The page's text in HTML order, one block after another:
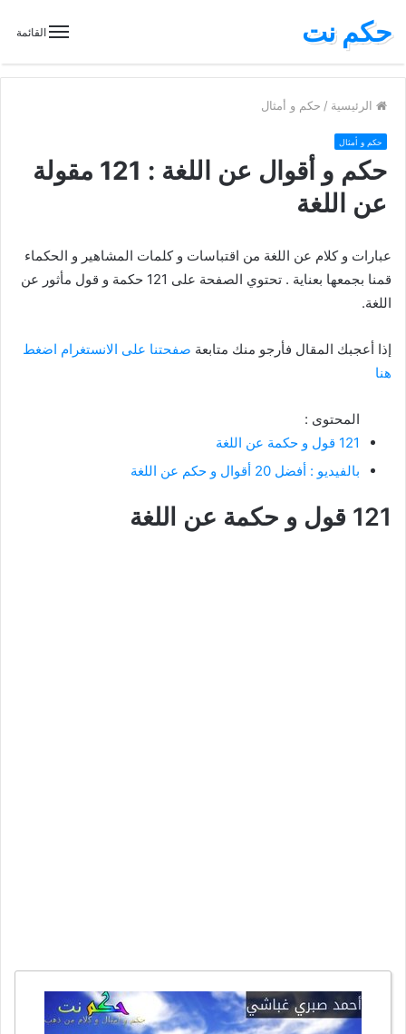
القائمة حكم نت
الرئيسية / حكم و أمثال
حكم و أمثال
حكم و أقوال عن اللغة : 121 مقولة
عن اللغة
عبارات و كلام عن اللغة من اقتباسات و كلمات المشاهير و الحكماء
قمنا بجمعها بعناية . تحتوي الصفحة على 121 حكمة و قول مأثور عن
اللغة.
إذا أعجبك المقال فأرجو منك متابعة صفحتنا على الانستغرام اضغط
هنا
المحتوى :
121 قول و حكمة عن اللغة
بالفيديو : أفضل 20 أقوال و حكم عن اللغة
121 قول و حكمة عن اللغة